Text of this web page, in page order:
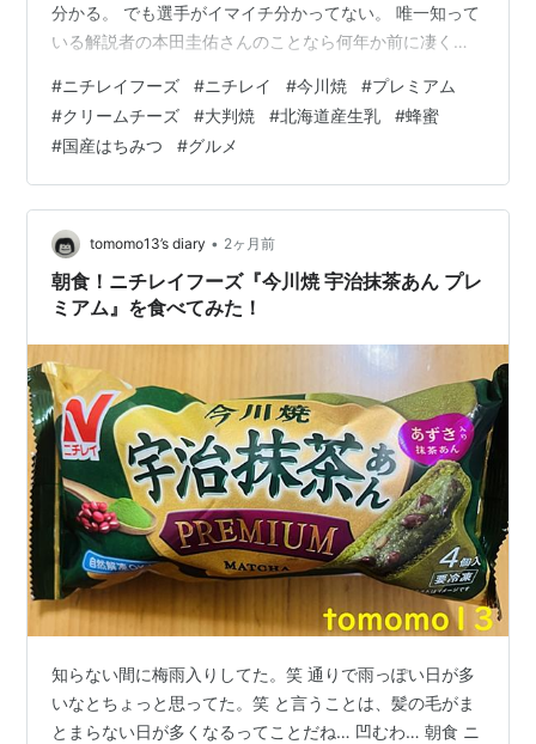
分かる。 でも選手がイマイチ分かってない。 唯一知って
いる解説者の本田圭佑さんのことなら何年か前に凄く話
「ふ、古い、10年以上前だよ」って笑われてしまった。
サッカーはそれくらい疎いです。笑 朝食 ニチレイフーズ
『今川焼 クリームチーズ プレミアム』です。 日曜日に
特売だったから買っておいたもの。 このシリーズの今川
焼は本当に美味しい。 出来るだけ全種類制覇したいとこ
ろ。 ただ、太らないよ…
#ニチレイフーズ #ニチレイ #今川焼 #プレミアム
#クリームチーズ #大判焼 #北海道産生乳 #蜂蜜
#国産はちみつ #グルメ
tomomo13’s diary • 2ヶ月前
朝食！ニチレイフーズ『今川焼 宇治抹茶あん プレ
ミアム』を食べてみた！
知らない間に梅雨入りしてた。笑 通りで雨っぽい日が多
いなとちょっと思ってた。笑 と言うことは、髪の毛がま
とまらない日が多くなるってことだね… 凹むわ… 朝食 ニ